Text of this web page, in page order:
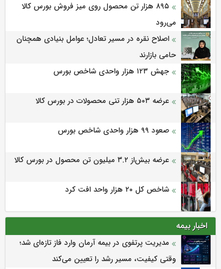
۸۹۵ هزار تن محصول روی میز فروش بورس کالا
می‌‌رود
اصلاح نقره در مسیر تعادل؛ عوامل بنیادی همچنان
حامی بازارند
جهش ۱۲۳ هزار واحدی شاخص بورس
عرضه ۵۰۳ هزار تنی محصولات در بورس کالا
صعود ۹۹ هزار واحدی شاخص بورس
عرضه بیش‌از ۳.۲ میلیون تن محصول در بورس کالا
شاخص کل ۲۰ هزار واحد افت کرد
اخبار بیمه
مدیریت پرتفوی در بیمه آرمان وارد فاز تازه‌ای شد؛
وقتی کیفیت، مسیر رشد را تعیین می‌کند